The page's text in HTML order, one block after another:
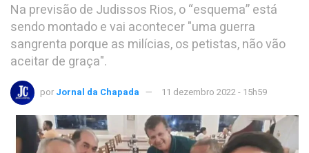
Na previsão de Judissos Rios, o “esquema” está
sendo montado e vai acontecer "uma guerra
sangrenta porque as milícias, os petistas, não vão
aceitar de graça".
por Jornal da Chapada 11 dezembro 2022 - 15h59